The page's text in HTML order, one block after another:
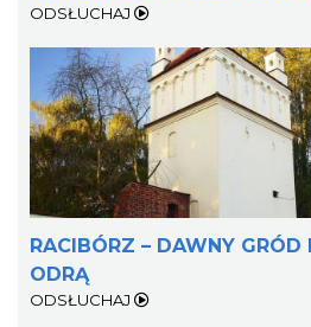
ODSŁUCHAJ
RACIBÓRZ – DAWNY
ODRĄ
ODSŁUCHAJ